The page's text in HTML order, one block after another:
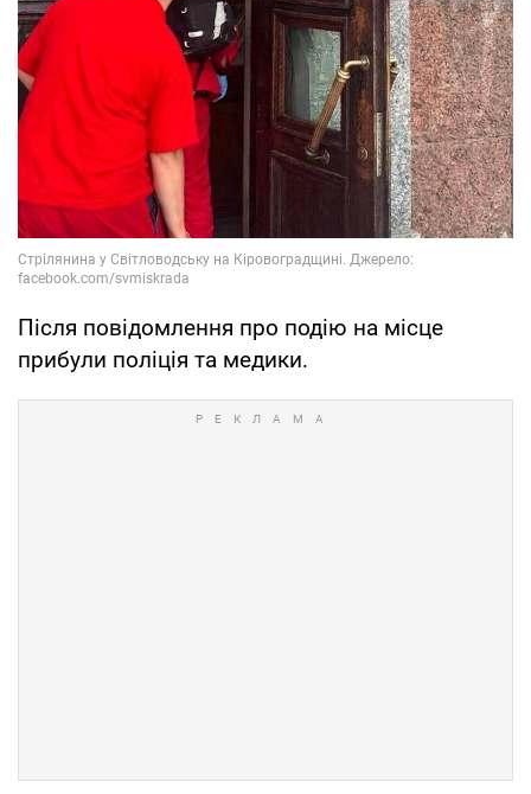
Після повідомлення про подію на місце
прибули поліція та медики.